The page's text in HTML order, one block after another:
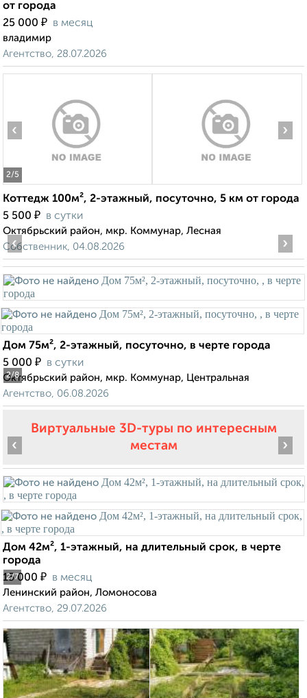
от города
25 000 ₽ в месяц
владимир
Агентство, 28.07.2026
2/5
‹ ›
Коттедж 100м², 2-этажный, посуточно, 5 км от города
5 500 ₽ в сутки
Октябрьский район, мкр. Коммунар, Лесная
Собственник, 04.08.2026
2/8
‹ ›
Дом 75м², 2-этажный, посуточно, в черте города
5 000 ₽ в сутки
Октябрьский район, мкр. Коммунар, Центральная
Агентство, 06.08.2026
Виртуальные 3D-туры по интересным
местам
2/7
‹ ›
Дом 42м², 1-этажный, на длительный срок, в черте
города
15 000 ₽ в месяц
Ленинский район, Ломоносова
Агентство, 29.07.2026